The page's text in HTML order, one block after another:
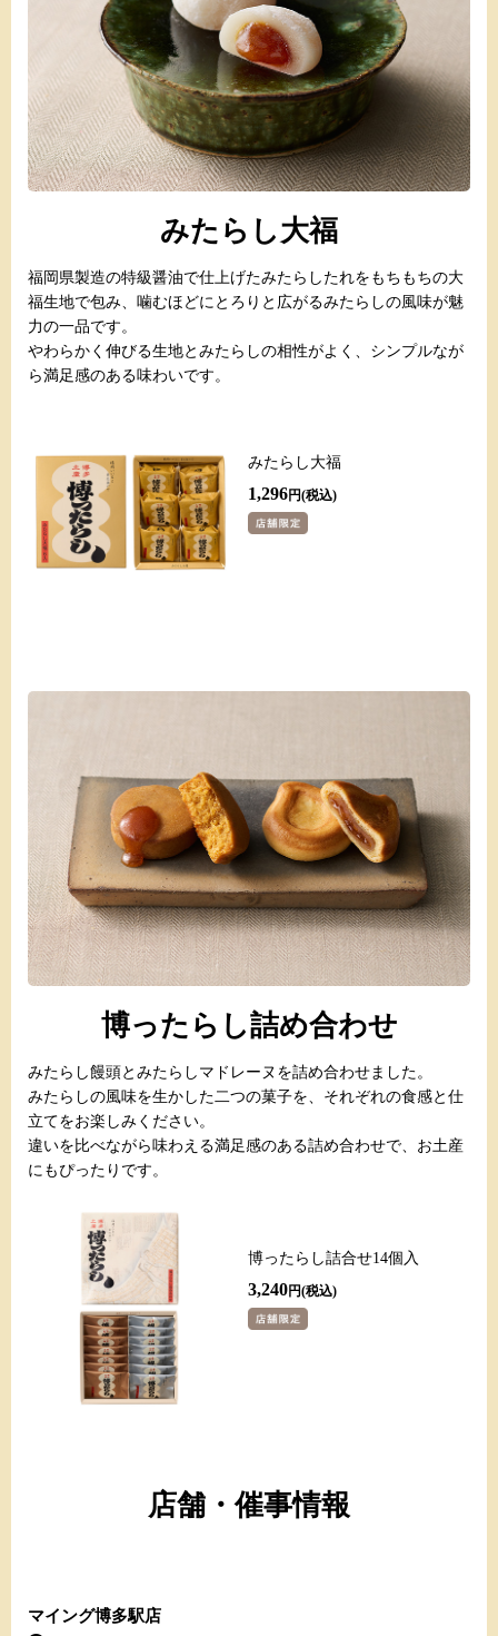
みたらし大福
福岡県製造の特級醤油で仕上げたみたらしたれをもちもちの大
福生地で包み、噛むほどにとろりと広がるみたらしの風味が魅
力の一品です。
やわらかく伸びる生地とみたらしの相性がよく、シンプルなが
ら満足感のある味わいです。
みたらし大福
1,296円
博ったらし詰め合わせ
みたらし饅頭とみたらしマドレーヌを詰め合わせました。
みたらしの風味を生かした二つの菓子を、それぞれの食感と仕
立てをお楽しみください。
違いを比べながら味わえる満足感のある詰め合わせで、お土産
にもぴったりです。
博ったらし詰合せ14個入
3,240円
店舗・催事情報
マイング博多駅店